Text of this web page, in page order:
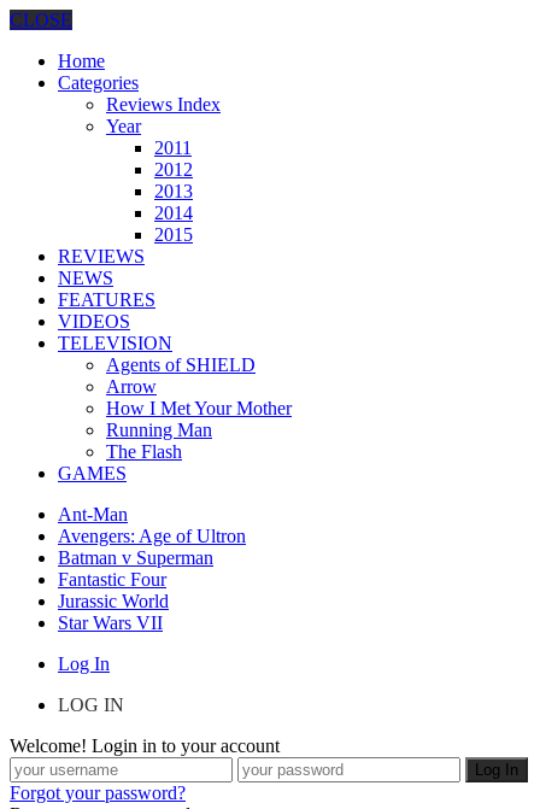
CLOSE
Home
Categories
Reviews Index
Year
2011
2012
2013
2014
2015
REVIEWS
NEWS
FEATURES
VIDEOS
TELEVISION
Agents of SHIELD
Arrow
How I Met Your Mother
Running Man
The Flash
GAMES
Ant-Man
Avengers: Age of Ultron
Batman v Superman
Fantastic Four
Jurassic World
Star Wars VII
Log In
LOG IN
Welcome! Login in to your account
Forgot your password?